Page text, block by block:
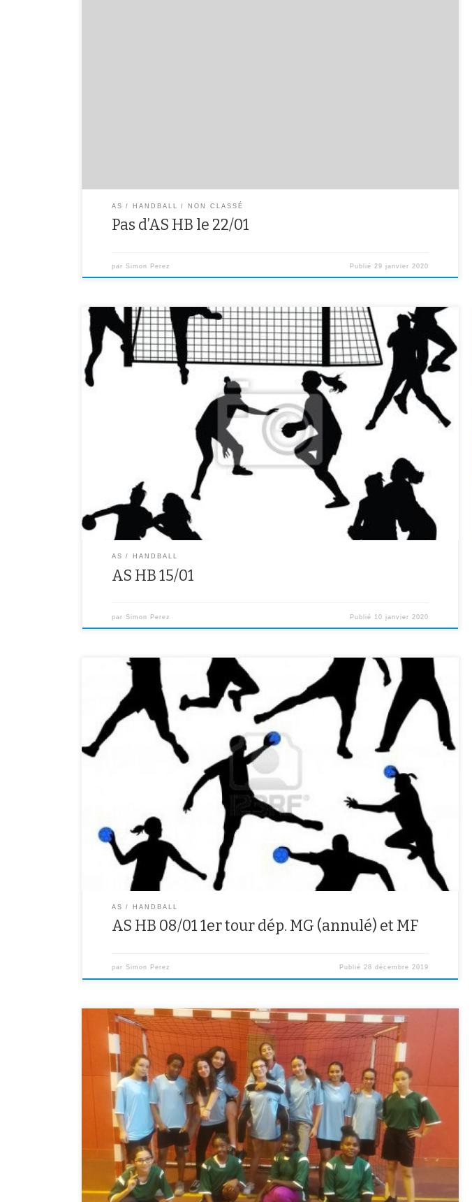
AS HANDBALL NON CLASSÉ
Pas d’AS HB le 22/01
par Simon Perez Publié29 janvier 2020
Pour tout le monde (sauf les minimes filles qui ont joué mercredi dernier le 1er tour
départemental) : matchs de niveau district contre le collège Wallon, de 13h30 à 15h30,
aux Epinettes. Pas besoin de convocation, matchs sur le créneau d’entraînement
habituel. Donc, il y aura match pour tous les […]
AS HANDBALL
AS HB 15/01
par Simon Perez Publié 10 janvier 2020
.Minimes garçons : 1er tour du championnat départemental à l’Hay-les-Roses, rdv 12h30
devant le collège avec la convocation signée pour : Nathan A., Nolahn, Georges, Igor,
Nathan L., Jessy, André, Hubert. ANNULE .Minimes filles : 1er tour du championnat
départemental aux Epinettes, de 13h30 à 15h30 (voire 16h) pour : […]
AS HANDBALL
AS HB 08/01 1er tour dép. MG (annulé) et MF
par Simon Perez Publié28 décembre 2019
Résultats des tournois de futsal féminin du 16/10 à la Halle des Sports Rabelais à Vitry sur
seine: Les BENJAMINES (Kathleen, Khadidjatou D., Khadidjatou S., Lyna, Léna) ont
terminé 2èmes de leur tournoi (1 victoire et 1 défaite) face à une équipe de Rabelais et
une équipe de Perrin. Bravo […]